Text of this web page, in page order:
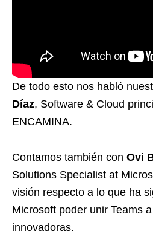
De todo esto nos habló
Díaz, Software & Cloud
ENCAMINA.
Contamos también con Ovi
Solutions Specialist at
visión respecto a lo que ha
Microsoft poder unir Teams
innovadoras.